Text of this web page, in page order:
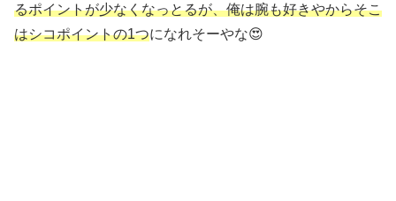
るポイントが少なくなっとるが、俺は腕も好きやからそこ
はシコポイントの1つになれそーやな😍